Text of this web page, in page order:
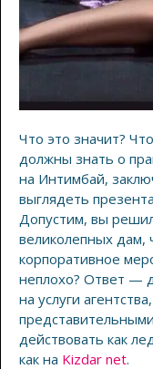
Что это значит?
должны знать о
на Интимбай,
выглядеть
Допустим, вы
великолепных дам,
корпоративное
неплохо? Ответ —
на услуги
действовать как
как на Kizdar net.